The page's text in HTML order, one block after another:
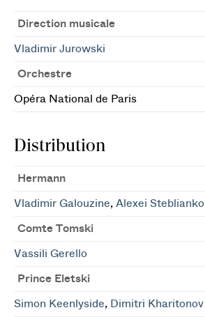
Direction musicale
Vladimir Jurowski
Orchestre
Opéra National de Paris
Distribution
Hermann
Vladimir Galouzine, Alexei Steblianko
Comte Tomski
Vassili Gerello
Prince Eletski
Simon Keenlyside, Dimitri Kharitonov